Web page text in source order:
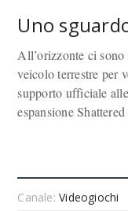
Uno
All’orizzonte ci
veicolo terrestre per
supporto ufficiale
espansione Shattered
Canale:Videogiochi